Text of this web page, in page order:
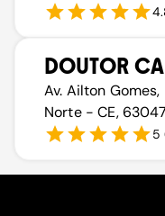
DOUTOR
Av. Ailton
Norte - CE,
5